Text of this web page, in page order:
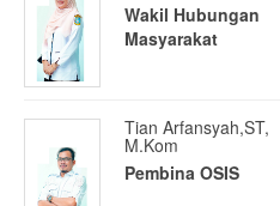
Wakil Hubungan
Masyarakat
Tian Arfansyah,ST,
M.Kom
Pembina OSIS